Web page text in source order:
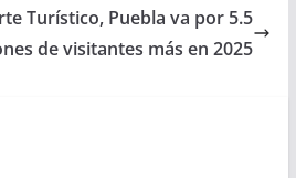
Turístico, Puebla va por 5.5
de visitantes más en 2025